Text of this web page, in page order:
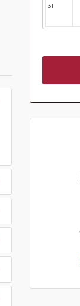
31